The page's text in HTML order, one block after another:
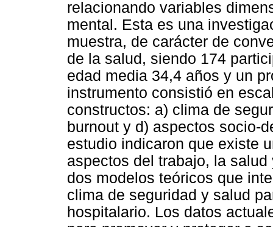
relacionando variables
mental. Esta es una
muestra, de carácter de
de la salud, siendo 174
edad media 34,4 años y un
instrumento consistió en
constructos: a) clima de
burnout y d) aspectos socio-
estudio indicaron que existe
aspectos del trabajo, la
dos modelos teóricos que
clima de seguridad y salud
hospitalario. Los datos